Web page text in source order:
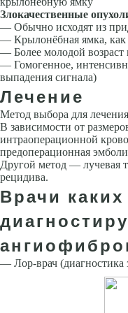
Злокачественные
— Обычно исходят из
— Крылонёбная ямка, как
— Более молодой возраст
— Гомогенное,
выпадения сигнала)
Лечение
Метод выбора для
В зависимости от
интраоперационной
предоперационная
Другой метод — лучевая
рецидива.
Врачи
— Лор-врач (диагностика